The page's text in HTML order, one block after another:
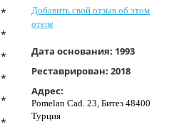
Добавить свой отзыв об этом
отеле
Дата основания: 1993
Реставрирован: 2018
Адрес:
Pomelan Cad. 23, Битез 48400
Турция